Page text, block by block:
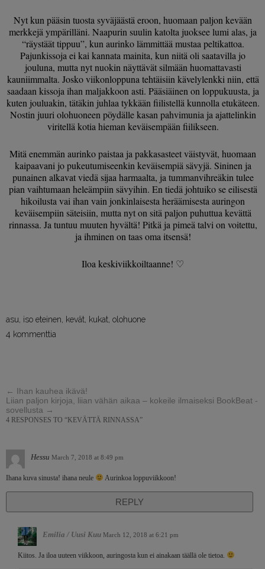
Nyt kun pääsin tuosta syväjäästä eroon, huomaan paljon kevään
merkkejä ympärilläni. Naapurin suulin katolta juoksee lumi alas, ja
“räystäät tippuu”, kun aurinko lämmittää mustaa peltikattoa.
Pajunkissoja ei kai kannata mainita, kun niitä oli saatavilla jo
jouluna, mutta nyt nuokin näyttävät silmään huomattavasti
kauniimmalta. Josko viikonloppuna tehtäisiin kävelylenkki niin, että
saadaan kissoja ihan maljakkoon asti. Pääsiäinen on loppukuusta, ja
kuten jouluakin, tätäkin juhlaa tykkään fiilistellä kunnolla etukäteen.
Nostin juuri olohuoneen pöydälle kasan pahvimunia ja ajattelinkin
viritellä kotia hieman keväisempään fiilikseen.
Mitä enemmän aurinko paistaa ja pakkasasteet väistyvät, huomaan
kaipaavani jo pukeutumiseenkin keväisempiä sävyjä. Sininen ja
punainen alkavat viedä sijaa harmaalta, ja tummanvihreäkin tulee
pian vaihtumaan heleämpiin sävyihin. En tiedä johtuiko se eilisestä
hikoilusta vai ihan vain jonkinlaisesta heräämisesta auringon
keväisempiin säteisiin, mutta nyt on sitä paljon puhuttua kevättä
rinnassa. Ja tuntuu muuten hyvältä! Pitkä ja pimeä talvi on voitettu,
ja ihminen on taas oma itsensä!
Iloa keskiviikkoiltaanne! ♡
asu, iso eteinen, kevät, kukat, olohuone
4 kommenttia
← Ihan kauhea ikävä!
Liian paljon kirjoja, liian vähän aikaa – kokeile ilmaiseksi BookBeat -
sovellusta →
4 RESPONSES TO “KEVÄTTÄ RINNASSA”
Hessu March 7, 2018 at 8:49 pm
Ihana kuva sinusta! ihana neule Aurinkoa loppuviikkoon!
REPLY
Emilia / Uusi Kuu March 12, 2018 at 6:21 pm
Kiitos. Ja iloa uuteen viikkoon, auringosta kun ei ainakaan täällä ole tietoa.